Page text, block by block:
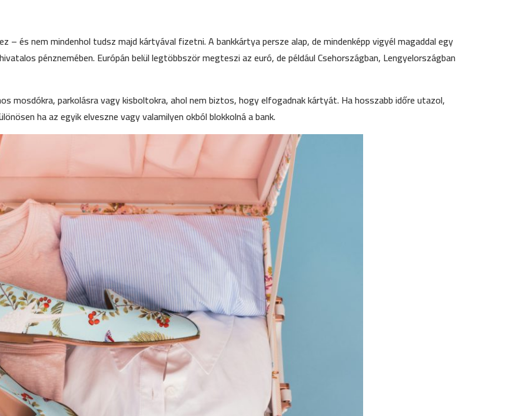
és nem mindenhol tudsz majd kártyával fizetni. A bankkártya persze alap, de mindenképp vigyél magaddal egy
pénznemében. Európán belül legtöbbször megteszi az euró, de például Csehországban, Lengyelországban
mosdókra, parkolásra vagy kisboltokra, ahol nem biztos, hogy elfogadnak kártyát. Ha hosszabb időre utazol,
ha az egyik elveszne vagy valamilyen okból blokkolná a bank.